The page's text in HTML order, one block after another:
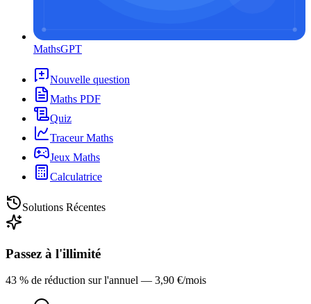
MathsGPT
Nouvelle question
Maths PDF
Quiz
Traceur Maths
Jeux Maths
Calculatrice
Solutions Récentes
Passez à l'illimité
43 % de réduction sur l'annuel — 3,90 €/mois